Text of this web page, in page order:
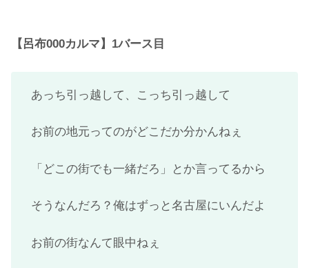
【呂布000カルマ】1バース目
あっち引っ越して、こっち引っ越して
お前の地元ってのがどこだか分かんねぇ
「どこの街でも一緒だろ」とか言ってるから
そうなんだろ？俺はずっと名古屋にいんだよ
お前の街なんて眼中ねぇ